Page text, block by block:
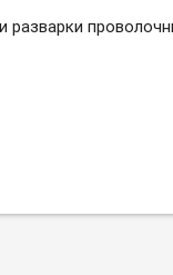
разварки